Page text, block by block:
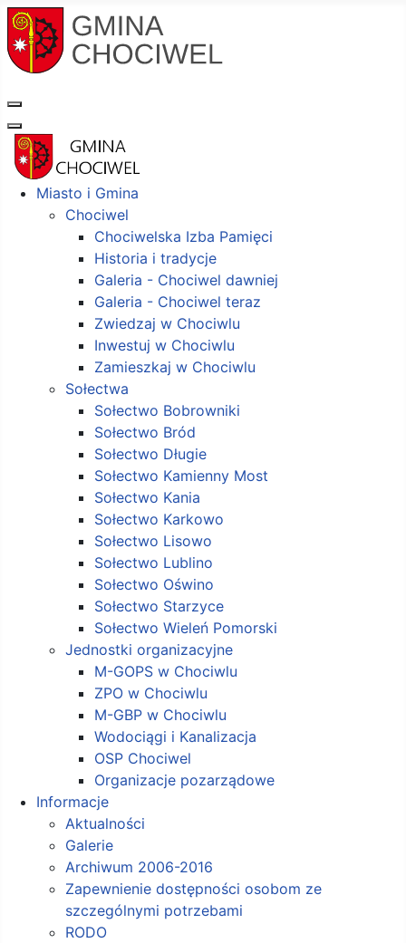
Miasto i Gmina
Chociwel
Chociwelska Izba Pamięci
Historia i tradycje
Galeria - Chociwel dawniej
Galeria - Chociwel teraz
Zwiedzaj w Chociwlu
Inwestuj w Chociwlu
Zamieszkaj w Chociwlu
Sołectwa
Sołectwo Bobrowniki
Sołectwo Bród
Sołectwo Długie
Sołectwo Kamienny Most
Sołectwo Kania
Sołectwo Karkowo
Sołectwo Lisowo
Sołectwo Lublino
Sołectwo Oświno
Sołectwo Starzyce
Sołectwo Wieleń Pomorski
Jednostki organizacyjne
M-GOPS w Chociwlu
ZPO w Chociwlu
M-GBP w Chociwlu
Wodociągi i Kanalizacja
OSP Chociwel
Organizacje pozarządowe
Informacje
Aktualności
Galerie
Archiwum 2006-2016
Zapewnienie dostępności osobom ze
szczególnymi potrzebami
RODO